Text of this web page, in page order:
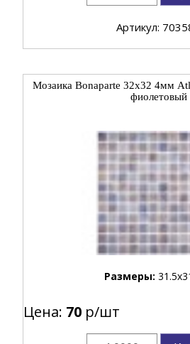
Артикул:
Мозаика Bonaparte 32x32 4мм
фиолетовый
Размеры:
Цена: 70р/шт